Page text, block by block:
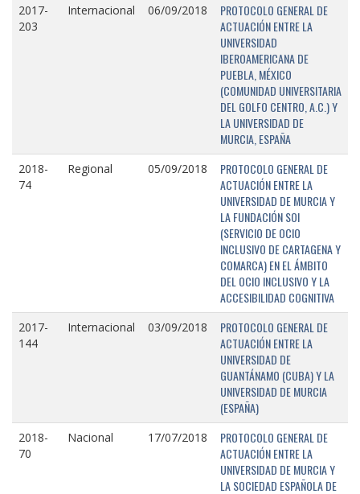
2017-
203
Internacional 06/09/2018
PROTOCOLO GENERAL DE
ACTUACIÓN ENTRE LA
UNIVERSIDAD
IBEROAMERICANA DE
PUEBLA, MÉXICO
(COMUNIDAD UNIVERSITARIA
DEL GOLFO CENTRO, A.C.) Y
LA UNIVERSIDAD DE
MURCIA, ESPAÑA
2018-
74
Regional 05/09/2018
PROTOCOLO GENERAL DE
ACTUACIÓN ENTRE LA
UNIVERSIDAD DE MURCIA Y
LA FUNDACIÓN SOI
(SERVICIO DE OCIO
INCLUSIVO DE CARTAGENA Y
COMARCA) EN EL ÁMBITO
DEL OCIO INCLUSIVO Y LA
ACCESIBILIDAD COGNITIVA
2017-
144
Internacional 03/09/2018
PROTOCOLO GENERAL DE
ACTUACIÓN ENTRE LA
UNIVERSIDAD DE
GUANTÁNAMO (CUBA) Y LA
UNIVERSIDAD DE MURCIA
(ESPAÑA)
2018-
70
Nacional 17/07/2018
PROTOCOLO GENERAL DE
ACTUACIÓN ENTRE LA
UNIVERSIDAD DE MURCIA Y
LA SOCIEDAD ESPAÑOLA DE